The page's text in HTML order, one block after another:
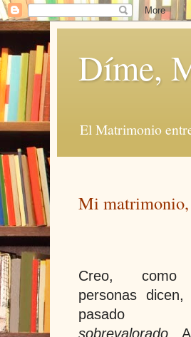
Díme,
El Matrimonio
Mi matrimonio,
Creo, como
personas
pasado
sobrevalorado.